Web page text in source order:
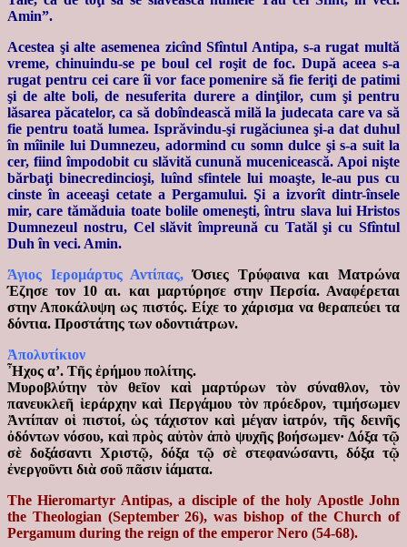
Amin”.
Acestea şi alte asemenea zicînd Sfîntul Antipa, s-a rugat multă
vreme, chinuindu-se pe boul cel roşit de foc. După aceea s-a
rugat pentru cei care îi vor face pomenire să fie feriţi de patimi
şi de alte boli, de nesuferita durere a dinţilor, cum şi pentru
lăsarea păcatelor, ca să dobîndească milă la judecata care va să
fie pentru toată lumea. Isprăvindu-şi rugăciunea şi-a dat duhul
în mîinile lui Dumnezeu, adormind cu somn dulce şi s-a suit la
cer, fiind împodobit cu slăvită cunună mucenicească. Apoi nişte
bărbaţi binecredincioşi, luînd sfintele lui moaşte, le-au pus cu
cinste în aceeaşi cetate a Pergamului. Şi a izvorît dintr-însele
mir, care tămăduia toate bolile omeneşti, întru slava lui Hristos
Dumnezeul nostru, Cel slăvit împreună cu Tatăl şi cu Sfîntul
Duh în veci. Amin.
Άγιος Ιεροµάρτυς Αντίπας, Όσιες Τρύφαινα και Ματρώνα
Έζησε τον 10 αι. και µαρτύρησε στην Περσία. Αναφέρεται
στην Αποκάλυψη ως πιστός. Είχε το χάρισµα να θεραπεύει τα
δόντια. Προστάτης των οδοντιάτρων.
Ἀπολυτίκιον
Ἦχος α’. Τῆς ἐρήμου πολίτης.
Μυροβλύτην τὸν θεῖον καὶ μαρτύρων τὸν σύναθλον, τὸν
πανευκλεῆ ἱεράρχην καὶ Περγάμου τὸν πρόεδρον, τιμήσωμεν
Ἀντίπαν οἱ πιστοί, ὡς τάχιστον καὶ μέγαν ἱατρόν, τῆς δεινῆς
ὀδόντων νόσου, καὶ πρὸς αὐτὸν ἀπὸ ψυχῆς βοήσωμεν· Δόξα τῷ
σὲ δοξάσαντι Χριστῷ, δόξα τῷ σὲ στεφανώσαντι, δόξα τῷ
ἐνεργοῦντι διὰ σοῦ πᾶσιν ἰάματα.
The Hieromartyr Antipas, a disciple of the holy Apostle John
the Theologian (September 26), was bishop of the Church of
Pergamum during the reign of the emperor Nero (54-68).